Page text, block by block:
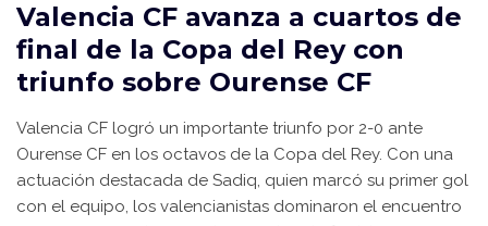
Valencia CF avanza a cuartos de
final de la Copa del Rey con
triunfo sobre Ourense CF
Valencia CF logró un importante triunfo por 2-0 ante
Ourense CF en los octavos de la Copa del Rey. Con una
actuación destacada de Sadiq, quien marcó su primer gol
con el equipo, los valencianistas dominaron el encuentro